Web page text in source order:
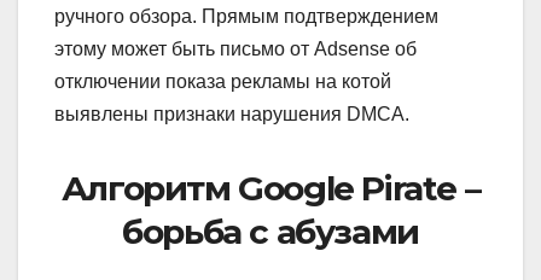
ручного обзора. Прямым подтверждением
этому может быть письмо от Adsense об
отключении показа рекламы на котой
выявлены признаки нарушения DMCA.
Алгоритм Google Pirate –
борьба с абузами